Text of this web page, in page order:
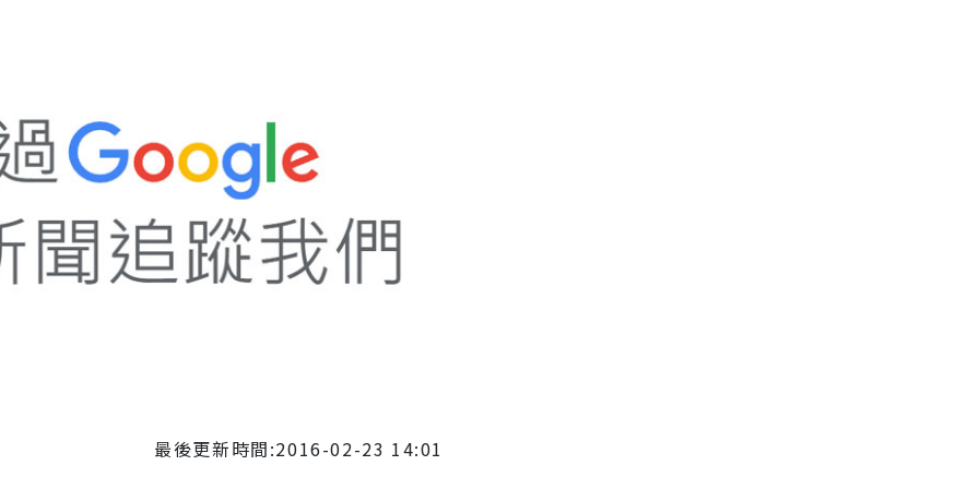
最後更新時間:2016-02-23 14:01